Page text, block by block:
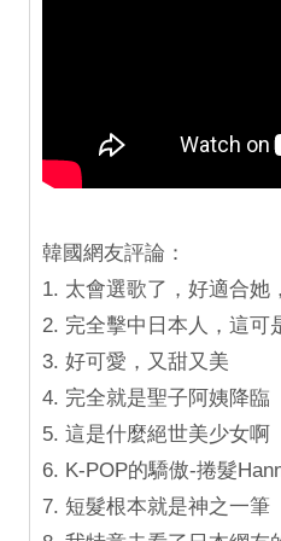
韓國網友評論：
1. 太會選歌了，好適合她
2. 完全擊中日本人，這可
3. 好可愛，又甜又美
4. 完全就是聖子阿姨降臨
5. 這是什麼絕世美少女啊
6. K-POP的驕傲-捲髮
7. 短髮根本就是神之一筆